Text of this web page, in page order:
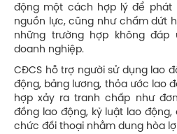
động một cách hợp lý để phát
nguồn lực, cũng như chấm dứt
những trường hợp không
doanh nghiệp.
CĐCS hỗ trợ người sử dụng lao
động, bảng lương, thỏa ước lao
hợp xảy ra tranh chấp như
đồng lao động, kỷ luật lao
chức đối thoại nhằm dung hòa